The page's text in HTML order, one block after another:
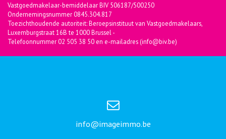
Vastgoedmakelaar-bemiddelaar BIV 506187/500250
Ondernemingsnummer 0845.304.817
Toezichthoudende autoriteit: Beroepsinstituut van Vastgoedmakelaars,
Luxemburgstraat 16B te 1000 Brussel -
Telefoonnummer 02 505 38 50 en e-mailadres (info@biv.be)
info@imageimmo.be